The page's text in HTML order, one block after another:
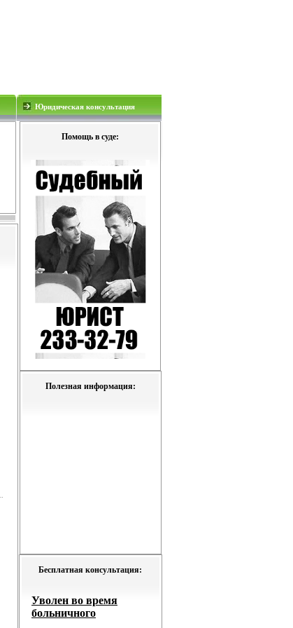
Юридическая консультация
Помощь в суде:
Полезная информация:
Бесплатная консультация: